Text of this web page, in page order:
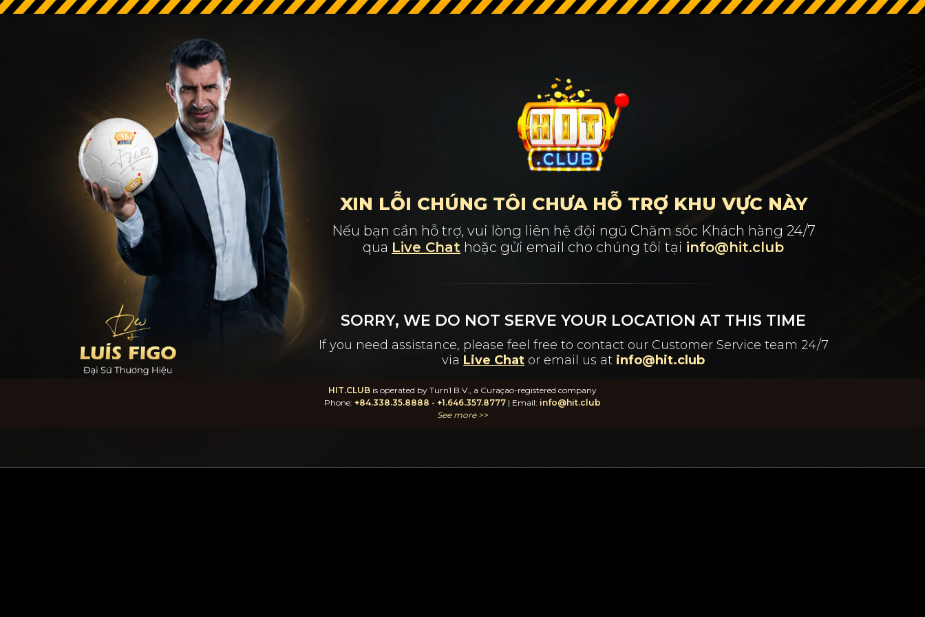
XIN LỖI CHÚNG TÔI CHƯA HỖ TRỢ KHU VỰC NÀY
Nếu bạn cần hỗ trợ, vui lòng liên hệ đội ngũ Chăm sóc Khách hàng 24/7
qua Live Chat hoặc gửi email cho chúng tôi tại info@hit.club
SORRY, WE DO NOT SERVE YOUR LOCATION AT THIS TIME
If you need assistance, please feel free to contact our Customer Service team 24/7
via Live Chat or email us at info@hit.club
HIT.CLUB is operated by Turn1 B.V., a Curaçao-registered company
Phone: +84.338.35.8888 - +1.646.357.8777 | Email: info@hit.club
See more >>